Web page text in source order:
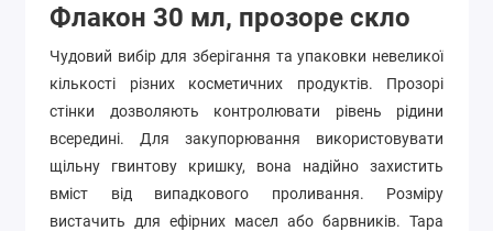
Флакон 30 мл, прозоре скло
Чудовий вибір для зберігання та упаковки невеликої
кількості різних косметичних продуктів. Прозорі
стінки дозволяють контролювати рівень рідини
всередині. Для закупорювання використовувати
щільну гвинтову кришку, вона надійно захистить
вміст від випадкового проливання. Розміру
вистачить для ефірних масел або барвників. Тара